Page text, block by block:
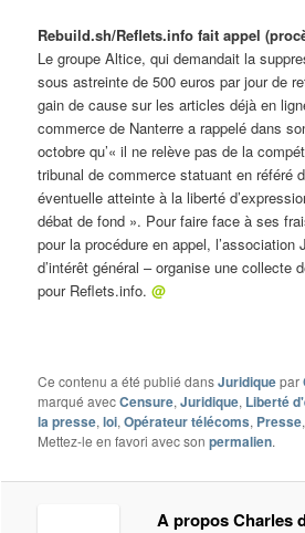
Rebuild.sh/Reflets.info fait appel
Le groupe Altice, qui demandait la
sous astreinte de 500 euros par jour de
gain de cause sur les articles déjà en
commerce de Nanterre a rappelé dans
octobre qu’« il ne relève pas de la
tribunal de commerce statuant en référé
éventuelle atteinte à la liberté
débat de fond ». Pour faire face à ses
pour la procédure en appel, l’association
d’intérêt général – organise une collecte
pour Reflets.info.@
Ce contenu a été publié dansJuridiquepar
marqué avecCensure,Juridique, Liberté
la presse,loi,Opérateur télécoms, Presse,
Mettez-le en favori avec sonpermalien.
A propos Charles